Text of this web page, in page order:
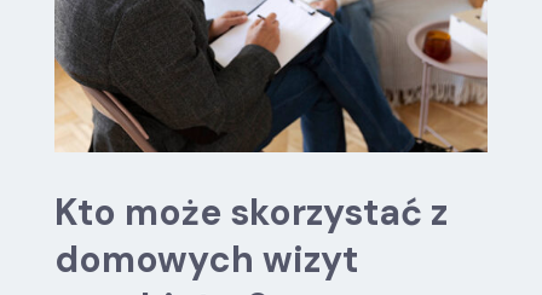
Kto może skorzystać z
domowych wizyt